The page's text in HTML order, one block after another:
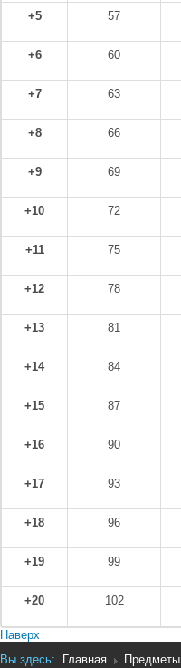
+5 57
+6 60
+7 63
+8 66
+9 69
+10 72
+11 75
+12 78
+13 81
+14 84
+15 87
+16 90
+17 93
+18 96
+19 99
+20 102
Наверх
Вы здесь:
Главная Предметы